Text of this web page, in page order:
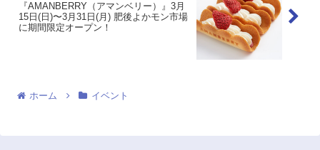
『AMANBERRY（アマンベリー）』3月
15日(日)〜3月31日(月) 肥後よかモン市場
に期間限定オープン！
ホーム イベント